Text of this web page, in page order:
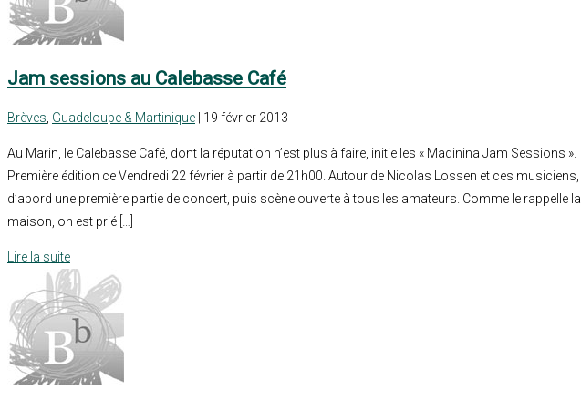
Jam sessions au Calebasse Café
Brèves Guadeloupe & Martinique | 19 février 2013
Au Marin, le Calebasse Café, dont la réputation n’est plus à faire, initie les « Madinina Jam Sessions ».
Première édition ce Vendredi 22 février à partir de 21h00. Autour de Nicolas Lossen et ces musiciens,
d’abord une première partie de concert, puis scène ouverte à tous les amateurs. Comme le rappelle la
maison, on est prié […]
Lire la suite